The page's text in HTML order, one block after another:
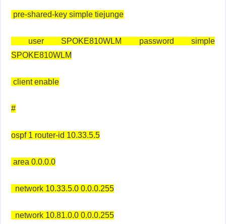
pre-shared-key simple tiejunge
user SPOKE810WLM password simple
SPOKE810WLM
client enable
#
ospf 1 router-id 10.33.5.5
area 0.0.0.0
network 10.33.5.0 0.0.0.255
network 10.81.0.0 0.0.0.255